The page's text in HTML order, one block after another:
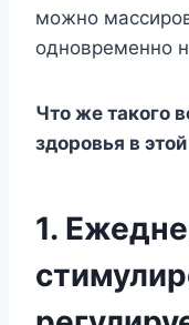
можно
одновременно
Что же такого
здоровья в
1.